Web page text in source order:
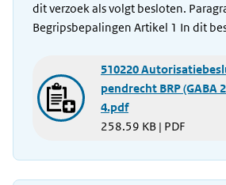
dit verzoek als volgt besloten.
Begripsbepalingen Artikel 1 In dit
510220
pendrecht BRP (GABA
4.pdf
258.59 KB | PDF